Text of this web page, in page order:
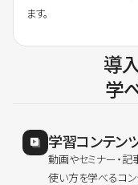
ます。
導
学
学習コンテン
動画やセミナー・記
使い方を学べるコン